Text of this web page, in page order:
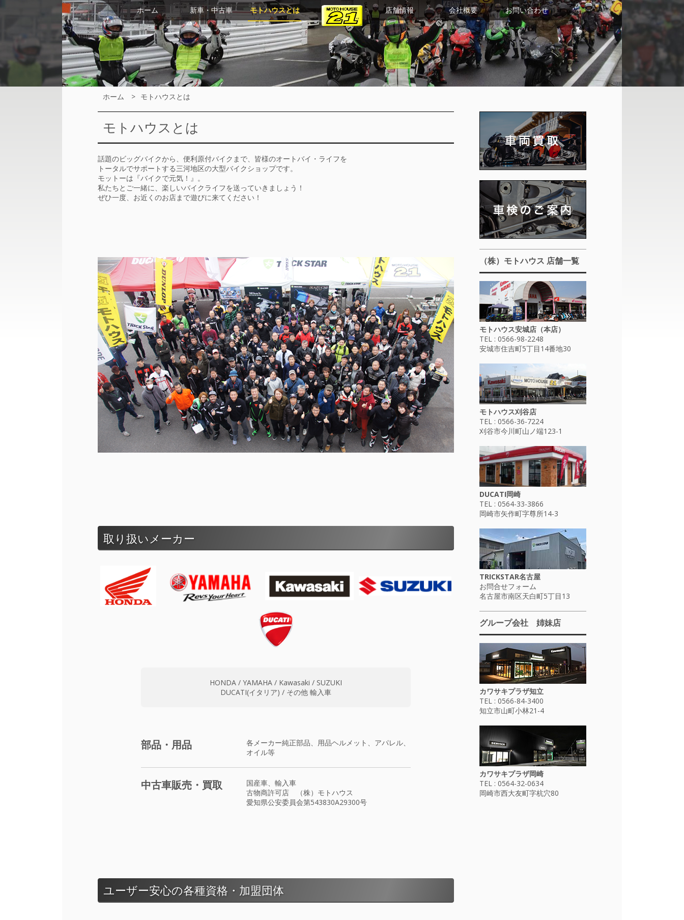
ホーム 新車・中古車 モトハウスとは 店舗情報 会社概要 お問い合わせ
モトハウスとは
話題のビッグバイクから、便利原付バイクまで、皆様のオートバイ・ライフを
トータルでサポートする三河地区の大型バイクショップです。
モットーは『バイクで元気！』。
私たちとご一緒に、楽しいバイクライフを送っていきましょう！
ぜひ一度、お近くのお店まで遊びに来てください！
取り扱いメーカー
HONDA / YAMAHA / Kawasaki / SUZUKI
DUCATI(イタリア) / その他 輸入車
部品・用品
各メーカー純正部品、用品ヘルメット、アパレル、
オイル等
中古車販売・買取
国産車、輸入車
古物商許可店 （株）モトハウス
愛知県公安委員会第543830A29300号
ユーザー安心の各種資格・加盟団体
（株）モトハウス 店舗一覧
モトハウス安城店（本店）
TEL : 0566-98-2248
安城市住吉町5丁目14番地30
モトハウス刈谷店
TEL : 0566-36-7224
刈谷市今川町山ノ端123-1
DUCATI岡崎
TEL : 0564-33-3866
岡崎市矢作町字尊所14-3
TRICKSTAR名古屋
お問合せフォーム
名古屋市南区天白町5丁目13
グループ会社 姉妹店
カワサキプラザ知立
TEL : 0566-84-3400
知立市山町小林21-4
カワサキプラザ岡崎
TEL : 0564-32-0634
岡崎市西大友町字杭穴80
ホーム モトハウスとは